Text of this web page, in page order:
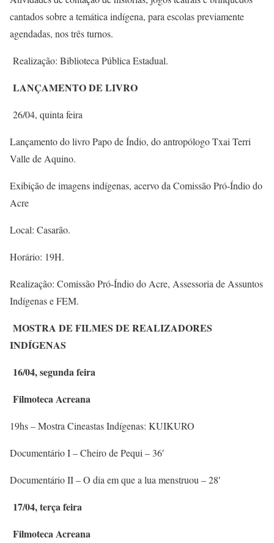
cantados sobre a temática indígena, para escolas previamente
agendadas, nos três turnos.
Realização: Biblioteca Pública Estadual.
LANÇAMENTO DE LIVRO
26/04, quinta feira
Lançamento do livro Papo de Índio, do antropólogo Txai Terri
Valle de Aquino.
Exibição de imagens indígenas, acervo da Comissão Pró-Índio do
Acre
Local: Casarão.
Horário: 19H.
Realização: Comissão Pró-Índio do Acre, Assessoria de Assuntos
Indígenas e FEM.
MOSTRA DE FILMES DE REALIZADORES
INDÍGENAS
16/04, segunda feira
Filmoteca Acreana
19hs – Mostra Cineastas Indígenas: KUIKURO
Documentário I – Cheiro de Pequi – 36′
Documentário II – O dia em que a lua menstruou – 28′
17/04, terça feira
Filmoteca Acreana